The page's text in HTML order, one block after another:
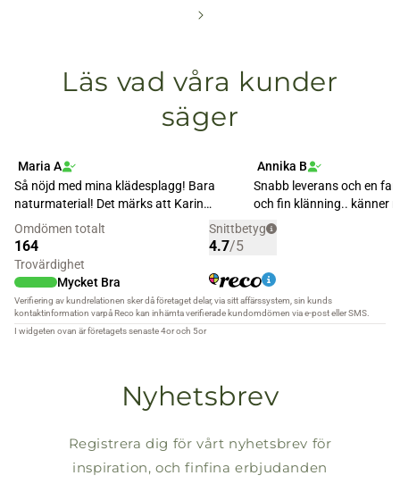
Läs vad våra kunder
säger
Nyhetsbrev
Registrera dig för vårt nyhetsbrev för
inspiration, och finfina erbjudanden